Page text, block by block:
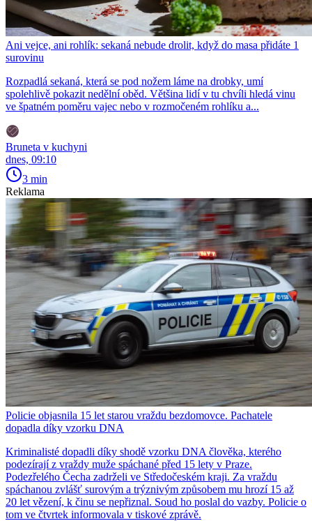
Ani vejce, ani rohlík: sekaná nebude drolit, když do masa přidáte 1
surovinu
Rozpadlá sekaná, která se pod nožem láme na drobky, umí
spolehlivě pokazit nedělní oběd. Většina lidí v tu chvíli hledá vinu
ve špatném poměru vajec nebo v rozmočeném rohlíku a...
Bruneta v kuchyni
dnes, 09:10
3 min
Reklama
Policie objasnila 15 let starou vraždu bezdomovce. Pachatele
dopadla díky vzorku DNA
Kriminalisté dopadli díky shodě vzorku DNA člověka, kterého
podezírají z vraždy muže spáchané před 15 lety v Praze.
Podezřelého Čecha zadrželi ve Středočeském kraji. Za vraždu
spáchanou zvlášť surovým a trýznivým způsobem mu hrozí 15 až
20 let vězení, k činu se nepřiznal. Soud ho poslal do vazby. Policie o
tom ve čtvrtek informovala v tiskové zprávě.